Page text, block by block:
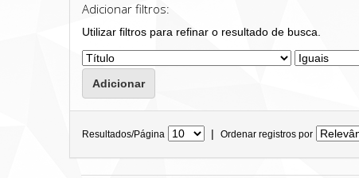
Adicionar filtros:
Utilizar filtros para refinar o resultado de busca.
Resultados/Página | Ordenar registros por